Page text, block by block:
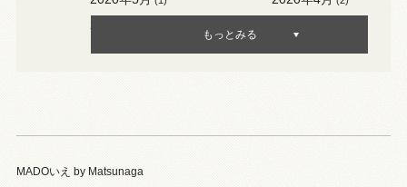
2020年3月
もっとみる
MADOいえ by Matsunaga